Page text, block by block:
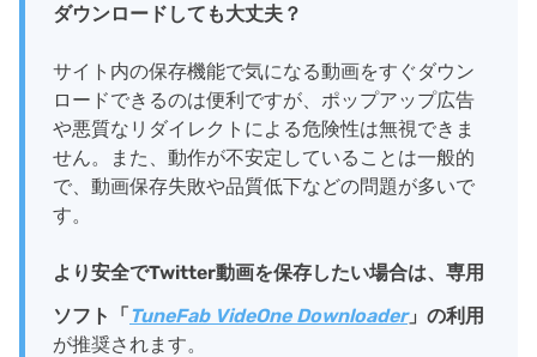
ダウンロードしても大丈夫？
サイト内の保存機能で気になる動画をすぐダウン
ロードできるのは便利ですが、ポップアップ広告
や悪質なリダイレクトによる危険性は無視できま
せん。また、動作が不安定していることは一般的
で、動画保存失敗や品質低下などの問題が多いで
す。
より安全でTwitter動画を保存したい場合は、専用
ソフト「TuneFab VideOne Downloader」の利用
が推奨されます。